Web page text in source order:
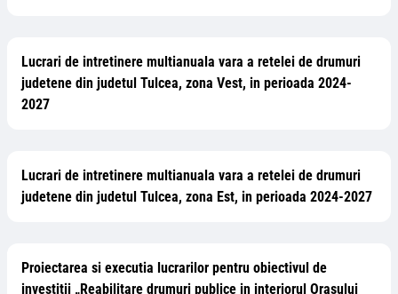
Lucrari de intretinere multianuala vara a retelei de drumuri
judetene din judetul Tulcea, zona Vest, in perioada 2024-
2027
Lucrari de intretinere multianuala vara a retelei de drumuri
judetene din judetul Tulcea, zona Est, in perioada 2024-2027
Proiectarea si executia lucrarilor pentru obiectivul de
investitii „Reabilitare drumuri publice in interiorul Orasului